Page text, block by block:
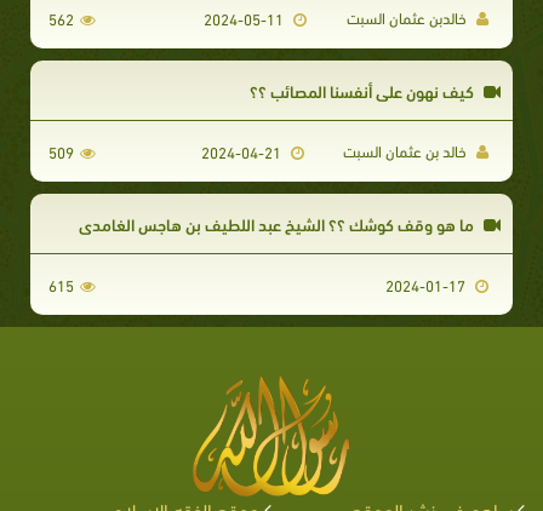
خالدبن عثمان السبت 562
كيف نهون علي أنفسنا المصائب ؟؟
خالد بن عثمان السبت 509
ما هو وقف كوشك ؟؟ الشيخ عبد اللطيف بن هاجس الغامدى
615